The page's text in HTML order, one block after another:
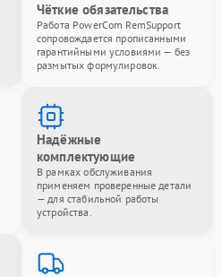
Чёткие обязательства
Работа PowerCom RemSupport
сопровождается прописанными
гарантийными условиями — без
размытых формулировок.
Надёжные
комплектующие
В рамках обслуживания
применяем проверенные детали
— для стабильной работы
устройства.